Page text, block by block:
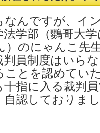
なんですが、イ
学部（鸚哥大
）のにゃんこ先
判員制度はいら
ことを認めてい
十指に入る裁判
自認しておりま